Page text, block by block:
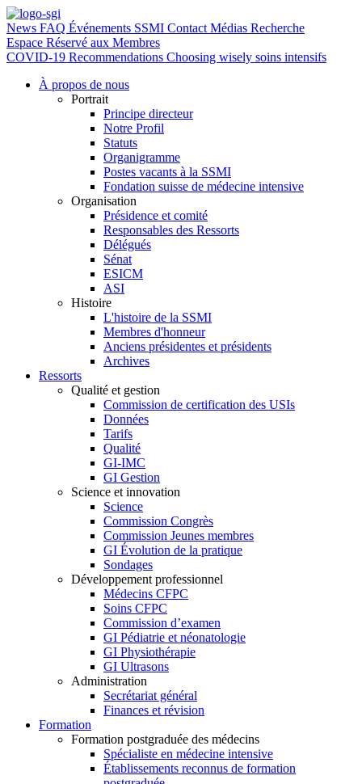
News FAQ Événements SSMI Contact Médias Recherche
Espace Réservé aux Membres
COVID-19 Recommendations Choosing wisely soins intensifs
À propos de nous
Portrait
Principe directeur
Notre Profil
Statuts
Organigramme
Postes vacants à la SSMI
Fondation suisse de médecine intensive
Organisation
Présidence et comité
Responsables des Ressorts
Délégués
Sénat
ESICM
ASI
Histoire
L'histoire de la SSMI
Membres d'honneur
Anciens présidentes et présidents
Archives
Ressorts
Qualité et gestion
Commission de certification des USIs
Données
Tarifs
Qualité
GI-IMC
GI Gestion
Science et innovation
Science
Commission Congrès
Commission Jeunes membres
GI Évolution de la pratique
Sondages
Développement professionnel
Médecins CFPC
Soins CFPC
Commission d’examen
GI Pédiatrie et néonatologie
GI Physiothérapie
GI Ultrasons
Administration
Secrétariat général
Finances et révision
Formation
Formation postgraduée des médecins
Spécialiste en médecine intensive
Établissements reconnus de formation